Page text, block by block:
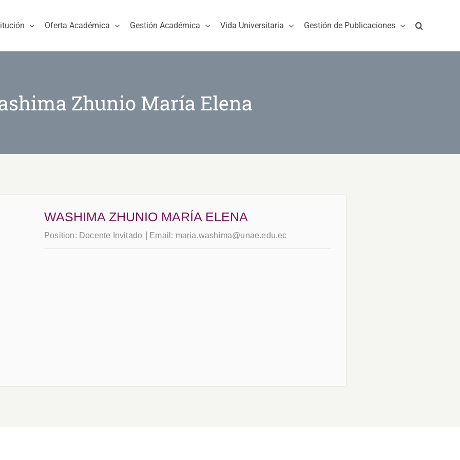
Oferta Académica Gestión Académica Vida Universitaria Gestión de Publicaciones
Zhunio María Elena
WASHIMA ZHUNIO MARÍA ELENA
Position: Docente Invitado Email: maria.washima@unae.edu.ec